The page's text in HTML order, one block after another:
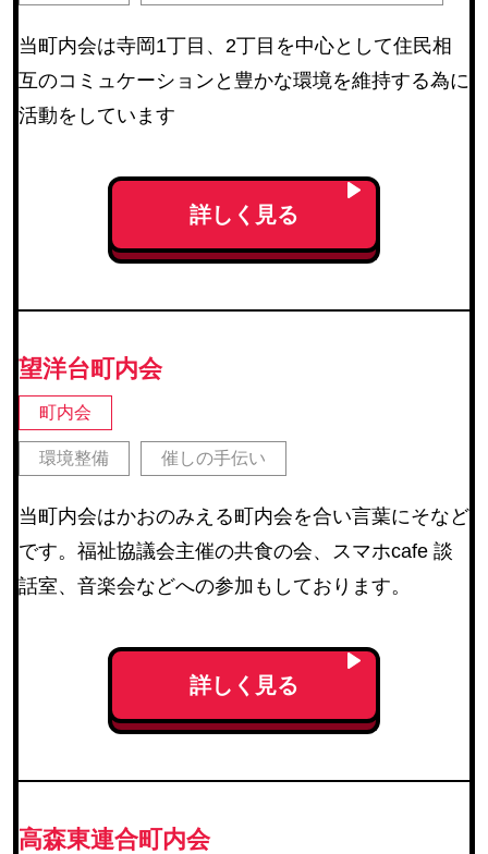
当町内会は寺岡1丁目、2丁目を中心として住民相
互のコミュケーションと豊かな環境を維持する為に
活動をしています
詳しく見る
望洋台町内会
町内会
環境整備 催しの手伝い
当町内会はかおのみえる町内会を合い言葉にそなど
です。福祉協議会主催の共食の会、スマホcafe 談
話室、音楽会などへの参加もしております。
詳しく見る
高森東連合町内会